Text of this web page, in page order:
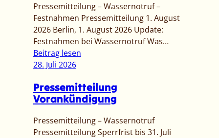
Pressemitteilung – Wassernotruf –
Festnahmen Pressemitteilung 1. August
2026 Berlin, 1. August 2026 Update:
Festnahmen bei Wassernotruf Was…
Beitrag lesen
r
e
s
e
28. Juli 2026
Pressemitteilung
Vorankündigung
Pressemitteilung – Wassernotruf
Pressemitteilung Sperrfrist bis 31. Juli